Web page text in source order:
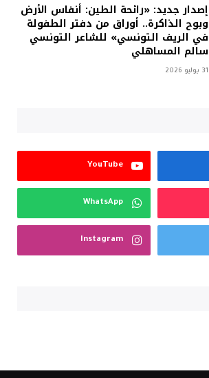
إصدار جديد: «رائحة الطين: أنفاس الأرض
وبوح الذاكرة.. أوراق من دفتر الطفولة
في الريف التونسي» للشاعر التونسي
سالم المساهلي
31 يوليو 2026
YouTube
WhatsApp
Instagram